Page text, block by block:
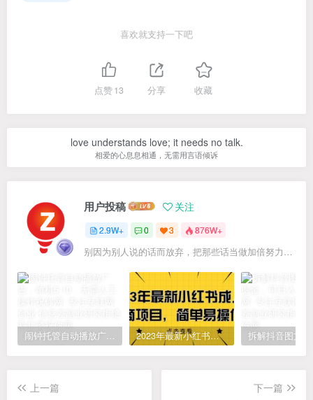
喜欢就支持一下吧
点赞13 分享 收藏
love understands love; it needs no talk.
相爱的心息息相通，无需用言语倾诉
用户投稿 关注
2.9W+ 0 3 876W+
别因为别人说的话而放弃，把那些话当做加倍努力的动力
闹钟托管自动播放广告，单机5-10，无需人工操作 2023年最新小红书成人电商项目，简单易操作【详细教程】
上一篇
下一篇